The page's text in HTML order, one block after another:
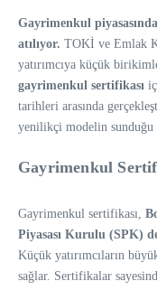
Gayrimenkul
atılıyor. TOKİ ve Emlak
yatırımcıya küçük
gayrimenkul sertifikası
tarihleri arasında
yenilikçi modelin sunduğu
Gayrimenkul
Gayrimenkul sertifikası,
Piyasası Kurulu (SPK)
Küçük yatırımcıların
sağlar. Sertifikalar